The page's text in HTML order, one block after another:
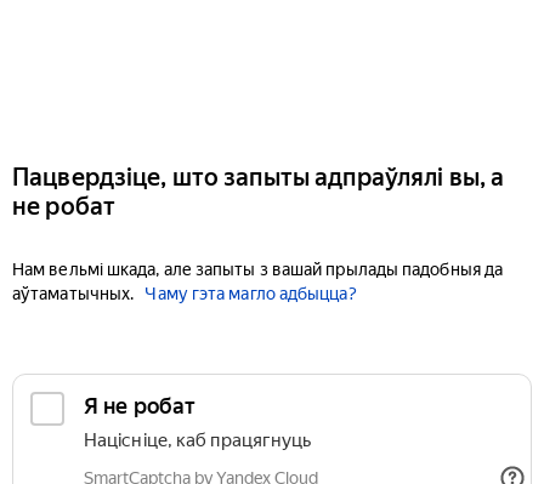
Пацвердзіце, што запыты адпраўлялі вы, а
не робат
Нам вельмі шкада, але запыты з вашай прылады падобныя да
аўтаматычных.
Чаму гэта магло адбыцца?
Я не робат
Націсніце, каб працягнуць
SmartCaptcha by Yandex Cloud